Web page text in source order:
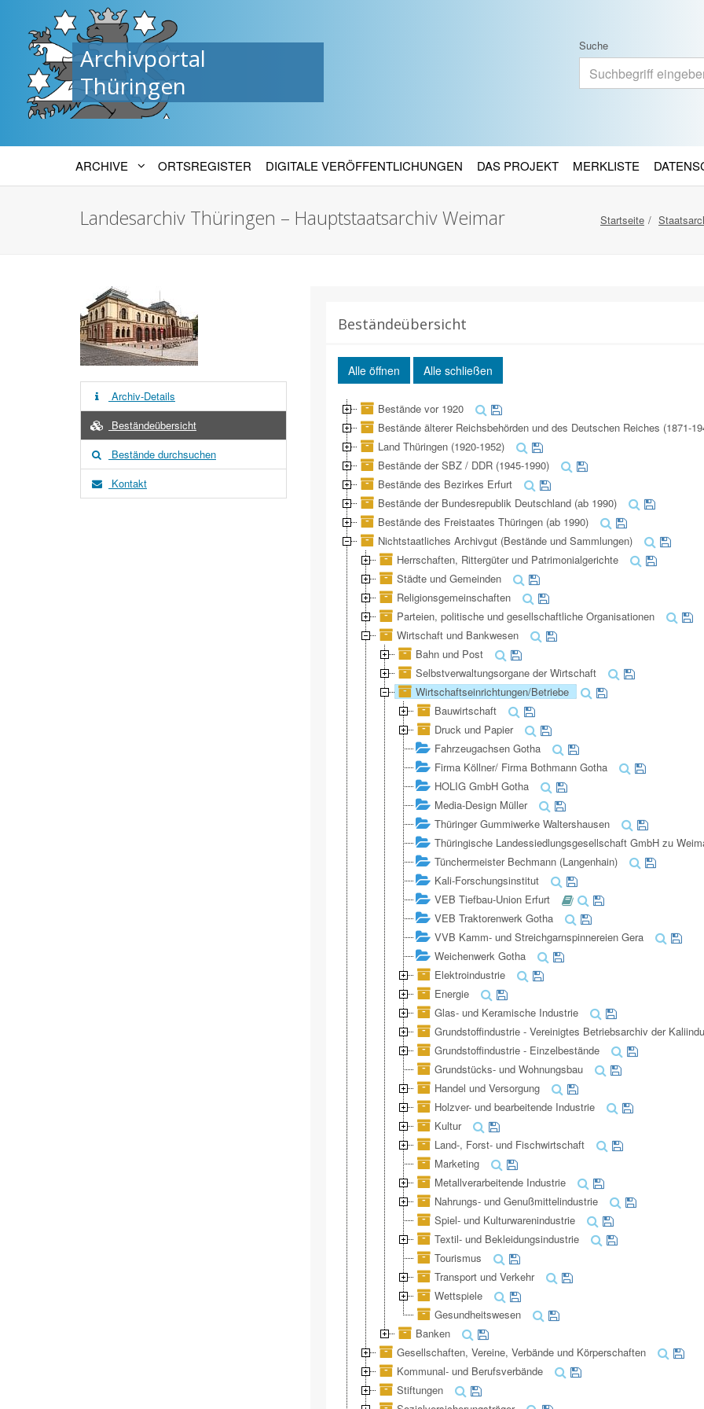
Archivportal
Thüringen
Suche
ARCHIVE ORTSREGISTER DIGITALE VERÖFFENTLICHUNGEN DAS PROJEKT MERKLISTE
Startseite
Landesarchiv Thüringen – Hauptstaatsarchiv Weimar
Archiv-Details
Beständeübersicht
Bestände durchsuchen
Kontakt
Beständeübersicht
Alle öffnen Alle schließen
Bestände vor 1920
Bestände älterer Reichsbehörden und des Deutschen Reiches (1871-
Land Thüringen (1920-1952)
Bestände der SBZ / DDR (1945-1990)
Bestände des Bezirkes Erfurt
Bestände der Bundesrepublik Deutschland (ab 1990)
Bestände des Freistaates Thüringen (ab 1990)
Nichtstaatliches Archivgut (Bestände und Sammlungen)
Herrschaften, Rittergüter und Patrimonialgerichte
Städte und Gemeinden
Religionsgemeinschaften
Parteien, politische und gesellschaftliche Organisationen
Wirtschaft und Bankwesen
Bahn und Post
Selbstverwaltungsorgane der Wirtschaft
Wirtschaftseinrichtungen/Betriebe
Bauwirtschaft
Druck und Papier
Fahrzeugachsen Gotha
Firma Köllner/ Firma Bothmann Gotha
HOLIG GmbH Gotha
Media-Design Müller
Thüringer Gummiwerke Waltershausen
Thüringische Landessiedlungsgesellschaft GmbH zu
Tünchermeister Bechmann (Langenhain)
Kali-Forschungsinstitut
VEB Tiefbau-Union Erfurt
VEB Traktorenwerk Gotha
VVB Kamm- und Streichgarnspinnereien Gera
Weichenwerk Gotha
Elektroindustrie
Energie
Glas- und Keramische Industrie
Grundstoffindustrie - Vereinigtes Betriebsarchiv der
Grundstoffindustrie - Einzelbestände
Grundstücks- und Wohnungsbau
Handel und Versorgung
Holzver- und bearbeitende Industrie
Kultur
Land-, Forst- und Fischwirtschaft
Marketing
Metallverarbeitende Industrie
Nahrungs- und Genußmittelindustrie
Spiel- und Kulturwarenindustrie
Textil- und Bekleidungsindustrie
Tourismus
Transport und Verkehr
Wettspiele
Gesundheitswesen
Banken
Gesellschaften, Vereine, Verbände und Körperschaften
Kommunal- und Berufsverbände
Stiftungen